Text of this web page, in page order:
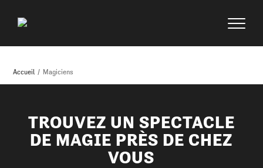
Accueil / Magiciens
TROUVEZ UN SPECTACLE
DE MAGIE PRÈS DE CHEZ
VOUS